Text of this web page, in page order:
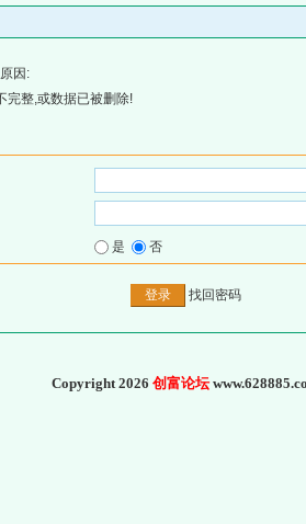
因:
完整,或数据已被删除!
是 否
找回密码
Copyright 2026 创富论坛